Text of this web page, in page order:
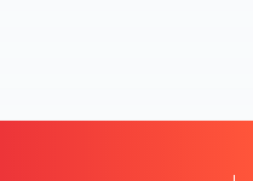
کیا آپ پریشان ہیں؟